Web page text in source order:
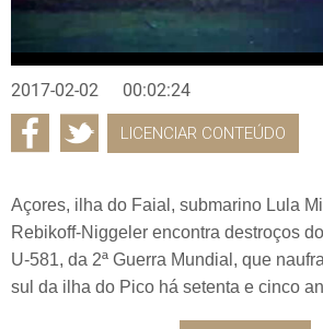
2017-02-02 00:02:24
LICENCIAR CONTEÚDO
Açores, ilha do Faial, submarino Lula
Rebikoff-Niggeler encontra destroços
U-581, da 2ª Guerra Mundial, que
sul da ilha do Pico há setenta e cinco